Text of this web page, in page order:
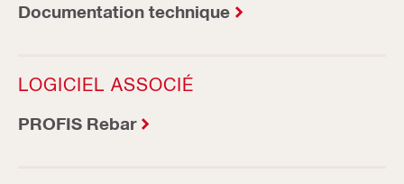
Documentation technique
LOGICIEL ASSOCIÉ
PROFIS Rebar